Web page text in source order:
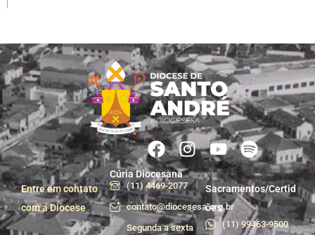
Entre em contato
com a Diocese
Cúria Diocesana
(11) 4469-2077
contato@diocesesa.org.br
Segunda a sexta
Sacramentos/Certid
ões
(11) 99463-9500